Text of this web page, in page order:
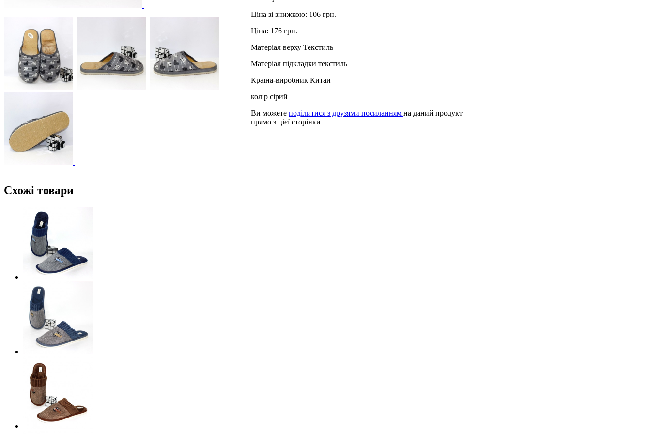
Ціна зі знижкою: 106 грн.
Ціна: 176 грн.
Матеріал верху Текстиль
Матеріал підкладки текстиль
Країна-виробник Китай
колір сірий
Ви можете поділитися з друзями посиланням на даний продукт
прямо з цієї сторінки.
Схожі товари